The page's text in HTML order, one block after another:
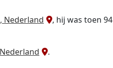
Nederland
, hij was toen
.